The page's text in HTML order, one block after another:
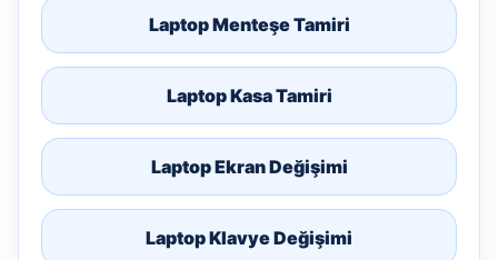
Laptop Menteşe Tamiri
Laptop Kasa Tamiri
Laptop Ekran Değişimi
Laptop Klavye Değişimi